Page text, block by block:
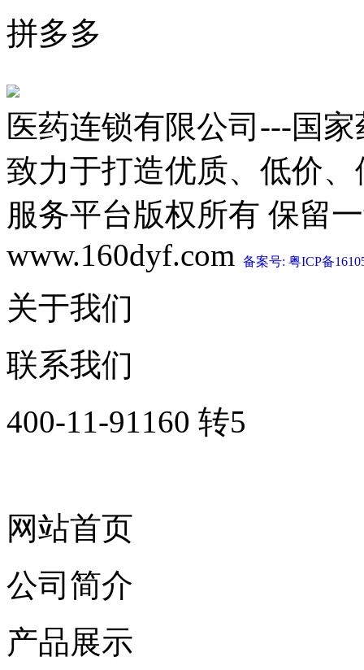
拼多多
医药连锁有限公司---国
致力于打造优质、低价
服务平台版权所有 保留
www.160dyf.com
备案号: 粤ICP备
关于我们
联系我们
400-11-91160 转5
网站首页
公司简介
产品展示